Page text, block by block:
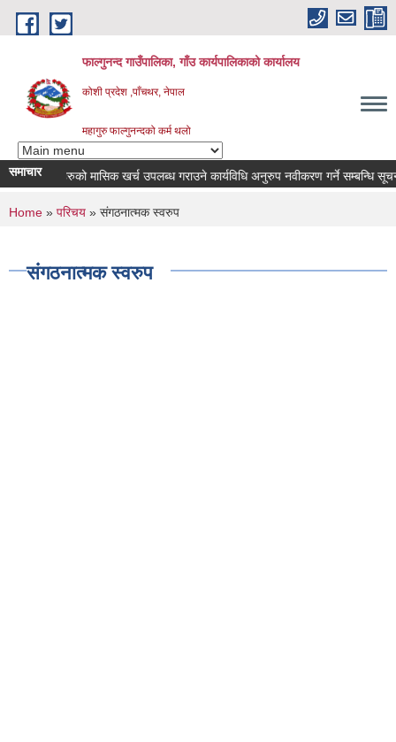
Skip to main content
फाल्गुनन्द गाउँपालिका, गाँउ कार्यपालिकाको कार्यालय
कोशी प्रदेश ,पाँचथर, नेपाल
महागुरु फाल्गुनन्दको कर्म थलो
समाचार
विरामीहरुको मासिक खर्च उपलब्ध गराउने कार्यविधि अनुरुप नवीकरण गर्ने सम्बन्धि सूचना |
You are here
Home » परिचय » संगठनात्मक स्वरुप
संगठनात्मक स्वरुप